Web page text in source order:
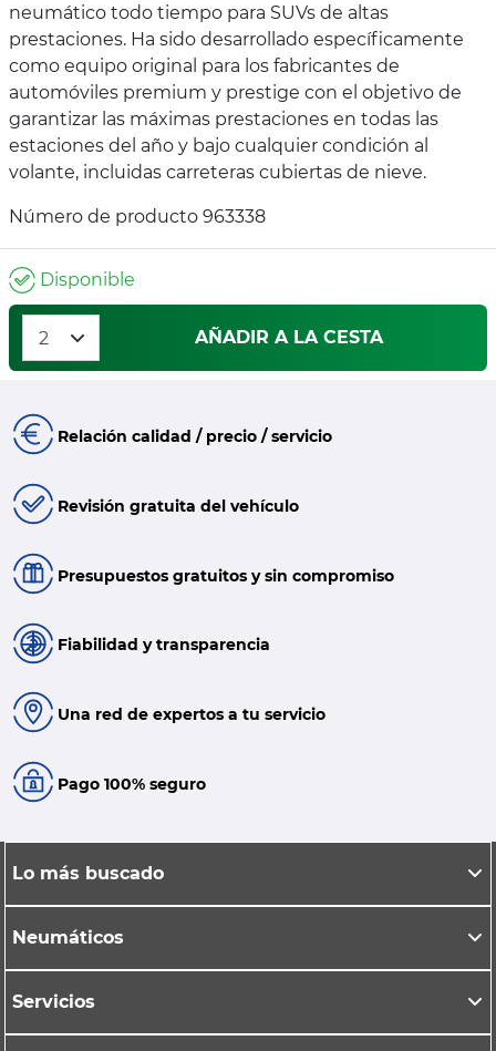
neumático todo tiempo para SUVs de altas
prestaciones. Ha sido desarrollado específicamente
como equipo original para los fabricantes de
automóviles premium y prestige con el objetivo de
garantizar las máximas prestaciones en todas las
estaciones del año y bajo cualquier condición al
volante, incluidas carreteras cubiertas de nieve.
Número de producto 963338
Disponible
AÑADIR A LA CESTA
Relación calidad / precio / servicio
Revisión gratuita del vehículo
Presupuestos gratuitos y sin compromiso
Fiabilidad y transparencia
Una red de expertos a tu servicio
Pago 100% seguro
Lo más buscado
Neumáticos
Servicios